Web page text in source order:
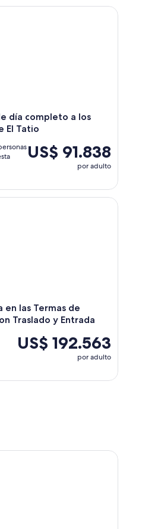
día completo a los
El Tatio
US$ 91.838
por adulto
completo a los géiseres de El
en las Termas de
Traslado y Entrada
US$ 192.563
por adulto
las Termas de Puritama con